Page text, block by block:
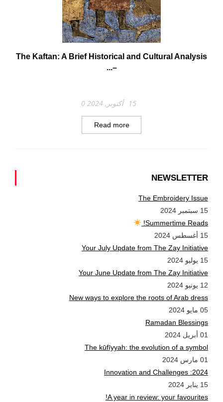
The Kaftan: A Brief Historical and Cultural Analysis
–...
15 أكتوبر, 2024 0
Read more
NEWSLETTER
The Embroidery Issue
15 سبتمبر 2024
Summertime Reads!
15 أغسطس 2024
Your July Update from The Zay Initiative
15 يوليو 2024
Your June Update from The Zay Initiative
12 يونيو 2024
New ways to explore the roots of Arab dress
05 مايو 2024
Ramadan Blessings
01 أبريل 2024
The kūfīyyah: the evolution of a symbol
01 مارس 2024
2024: Innovation and Challenges
15 يناير 2024
A year in review: your favourites!